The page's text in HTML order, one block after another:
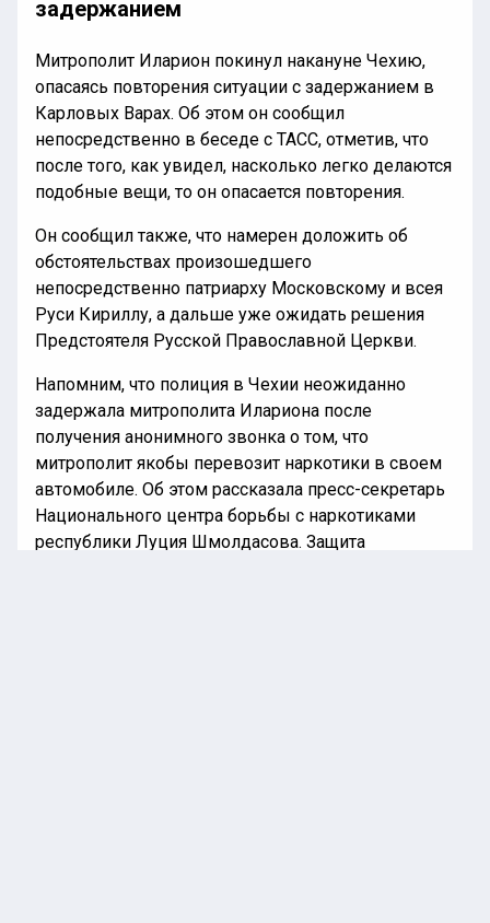
задержанием
Митрополит Иларион покинул накануне Чехию,
опасаясь повторения ситуации с задержанием в
Карловых Варах. Об этом он сообщил
непосредственно в беседе с ТАСС, отметив, что
после того, как увидел, насколько легко делаются
подобные вещи, то он опасается повторения.
Он сообщил также, что намерен доложить об
обстоятельствах произошедшего
непосредственно патриарху Московскому и всея
Руси Кириллу, а дальше уже ожидать решения
Предстоятеля Русской Православной Церкви.
Напомним, что полиция в Чехии неожиданно
задержала митрополита Илариона после
получения анонимного звонка о том, что
митрополит якобы перевозит наркотики в своем
автомобиле. Об этом рассказала пресс-секретарь
Национального центра борьбы с наркотиками
республики Луция Шмолдасова. Защита